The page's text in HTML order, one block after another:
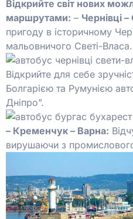
Відкрийте світ нових
маршрутами: – Чернівці
пригоду в історичному
мальовничого Светі-Власа.
Відкрийте для себе
Болгарією та Румунією
Дніпро”.
– Кременчук – Варна:
вирушаючи з